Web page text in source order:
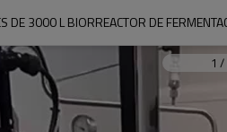
DE 3000 L BIORREACTOR DE
1 /